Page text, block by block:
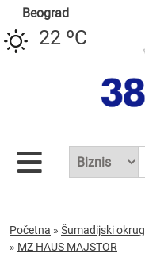
Beograd
22 ºC
Početna » Šumadijski okrug
» MZ HAUS MAJSTOR